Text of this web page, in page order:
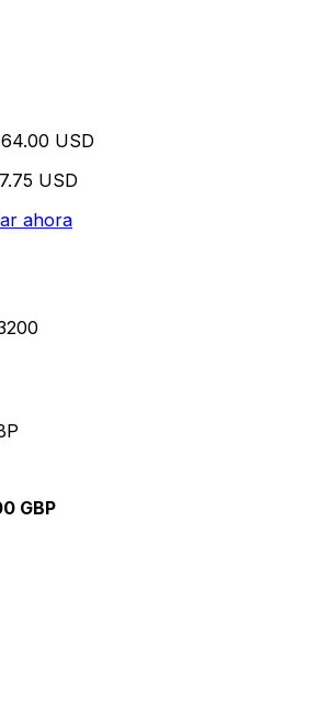
USD
USD
ahora
GBP